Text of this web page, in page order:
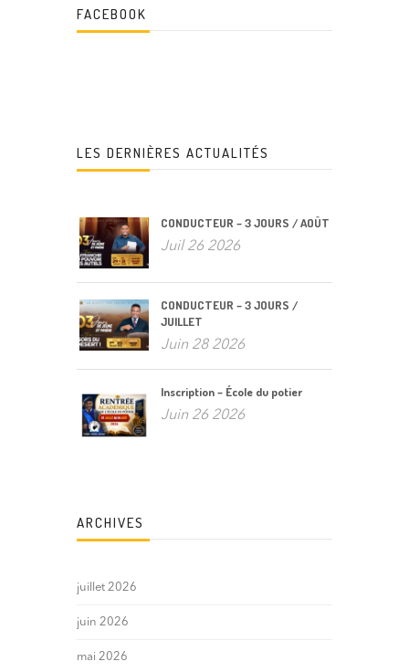
FACEBOOK
LES DERNIÈRES ACTUALITÉS
CONDUCTEUR – 3 JOURS / AOÛT
Juil 26 2026
CONDUCTEUR – 3 JOURS /
JUILLET
Juin 28 2026
Inscription – École du potier
Juin 26 2026
ARCHIVES
juillet 2026
juin 2026
mai 2026